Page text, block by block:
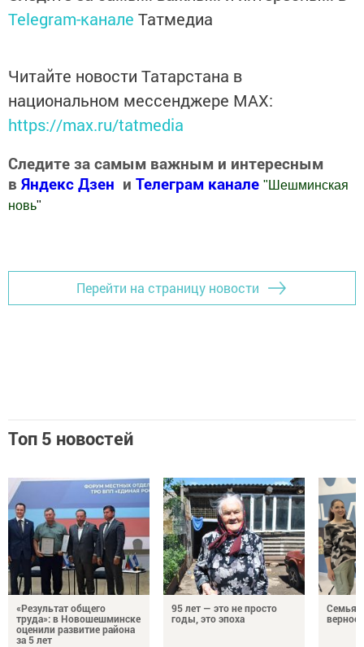
Telegram-канале Татмедиа
Читайте новости Татарстана в
национальном мессенджере MАХ:
https://max.ru/tatmedia
Следите за самым важным и интересным
в Яндекс Дзен и Телеграм канале " Шешминская
новь"
Перейти на страницу новости
Топ 5 новостей
«Результат общего
труда»: в Новошешминске
оценили развитие района
за 5 лет
95 лет — это не просто
годы, это эпоха
Семья